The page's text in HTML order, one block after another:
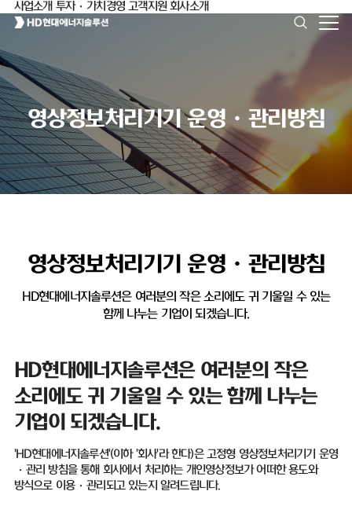
사업소개 투자·가치경영 고객지원 회사소개
영상정보처리기기 운영ㆍ관리방침
영상정보처리기기 운영ㆍ관리방침
HD현대에너지솔루션은 여러분의 작은 소리에도 귀 기울일 수 있는
함께 나누는 기업이 되겠습니다.
HD현대에너지솔루션은 여러분의 작은
소리에도 귀 기울일 수 있는 함께 나누는
기업이 되겠습니다.
'HD현대에너지솔루션'(이하'회사'라 한다)은 고정형 영상정보처리기기 운영
· 관리 방침을 통해 회사에서 처리하는 개인영상정보가 어떠한 용도와
방식으로 이용·관리되고 있는지 알려드립니다.